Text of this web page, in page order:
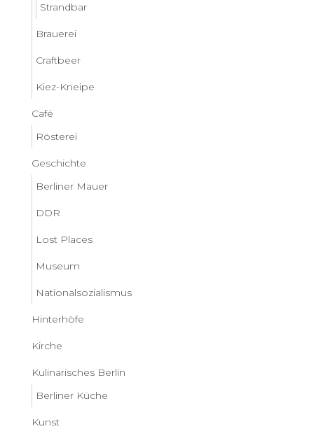
Strandbar
Brauerei
Craftbeer
Kiez-Kneipe
Café
Rösterei
Geschichte
Berliner Mauer
DDR
Lost Places
Museum
Nationalsozialismus
Hinterhöfe
Kirche
Kulinarisches Berlin
Berliner Küche
Kunst